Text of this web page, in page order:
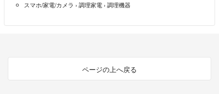
にんにく- 4年弱前
スマホ/家電/カメラ › 調理家電 › 調理機器
ページの上へ戻る